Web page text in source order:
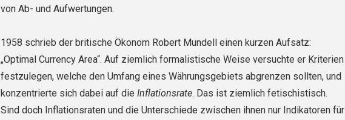
von Ab- und Aufwertungen.
1958 schrieb der britische Ökonom Robert Mundell einen kurzen Aufsatz:
„Optimal Currency Area“. Auf ziemlich formalistische Weise versuchte er Kriterien
festzulegen, welche den Umfang eines Währungsgebiets abgrenzen sollten, und
konzentrierte sich dabei auf die Inflationsrate. Das ist ziemlich fetischistisch.
Sind doch Inflationsraten und die Unterschiede zwischen ihnen nur Indikatoren für